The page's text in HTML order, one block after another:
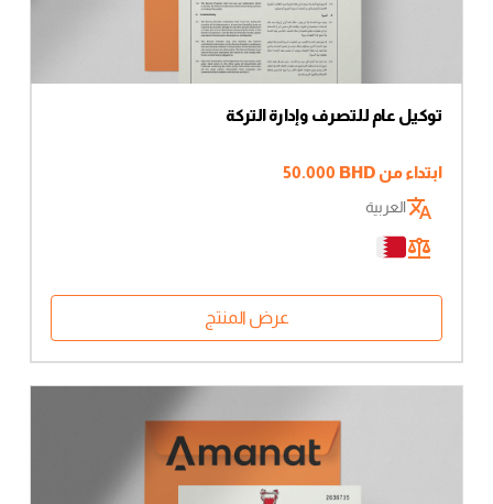
لا توجد منتجات في سلة
المشتريات.
زيارة المتجر
توكيل عام للتصرف وإدارة التركة
ابتداء من 50.000 BHD
العربية
عرض المنتج